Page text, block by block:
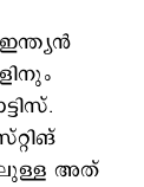
അത്​